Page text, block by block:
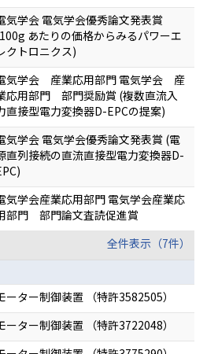
気学会 電気学会優秀論文発表賞
あたりの価格からみるパワーエ
クトロニクス)
気学会 産業応用部門 電気学会 産
応用部門 部門奨励賞 (複数直流入
直接型電力変換器D-EPCの提案)
気学会 電気学会優秀論文発表賞 (電
直列接続の直流直接型電力変換器D-
気学会産業応用部門 電気学会産業応
部門 部門論文査読促進賞
全件表示（7件）
ーター制御装置 （特許3582505）
ーター制御装置 （特許3722048）